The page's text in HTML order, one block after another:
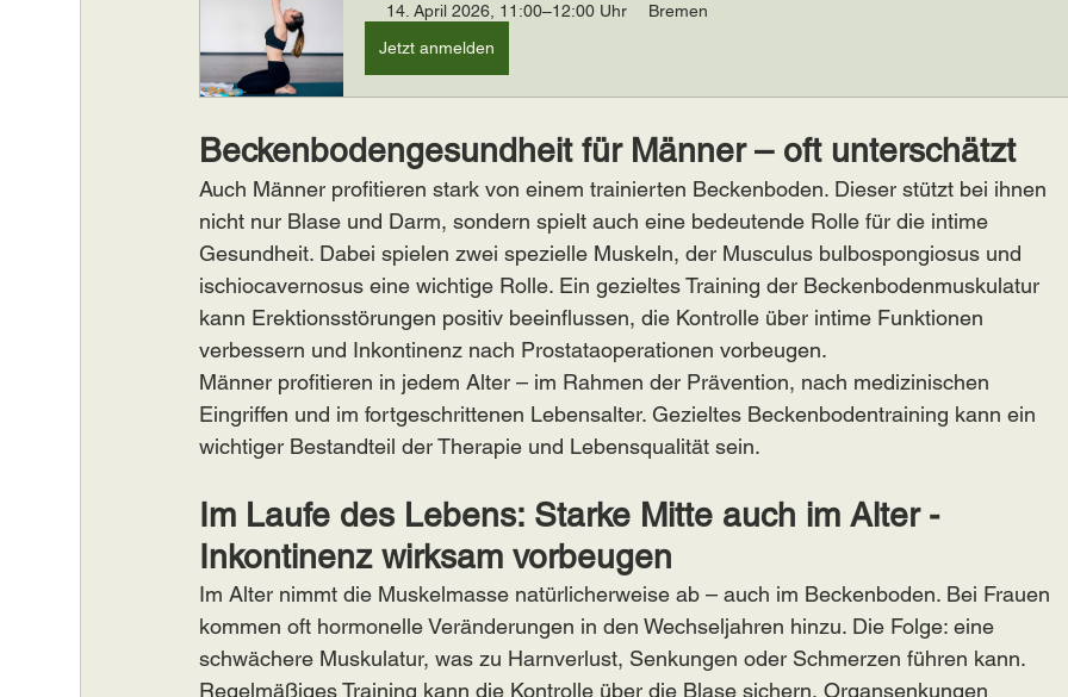
14. April 2026, 11:00–12:00 Uhr
Bremen
Jetzt anmelden
Beckenbodengesundheit für Männer – oft unterschätzt
Auch Männer profitieren stark von einem trainierten Beckenboden. Dieser stützt bei ihnen
nicht nur Blase und Darm, sondern spielt auch eine bedeutende Rolle für die intime
Gesundheit. Dabei spielen zwei spezielle Muskeln, der Musculus bulbospongiosus und
ischiocavernosus eine wichtige Rolle. Ein gezieltes Training der Beckenbodenmuskulatur
kann Erektionsstörungen positiv beeinflussen, die Kontrolle über intime Funktionen
verbessern und Inkontinenz nach Prostataoperationen vorbeugen.
Männer profitieren in jedem Alter – im Rahmen der Prävention, nach medizinischen
Eingriffen und im fortgeschrittenen Lebensalter. Gezieltes Beckenbodentraining kann ein
wichtiger Bestandteil der Therapie und Lebensqualität sein.
Im Laufe des Lebens: Starke Mitte auch im Alter -
Inkontinenz wirksam vorbeugen
Im Alter nimmt die Muskelmasse natürlicherweise ab – auch im Beckenboden. Bei Frauen
kommen oft hormonelle Veränderungen in den Wechseljahren hinzu. Die Folge: eine
schwächere Muskulatur, was zu Harnverlust, Senkungen oder Schmerzen führen kann.
Regelmäßiges Training kann die Kontrolle über die Blase sichern, Organsenkungen